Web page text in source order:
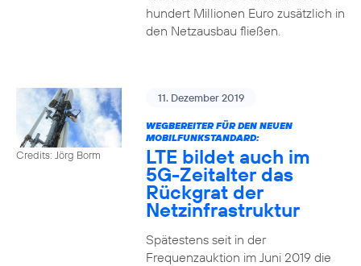
hundert Millionen Euro zusätzlich in
den Netzausbau fließen.
Credits: Jörg Borm
11. Dezember 2019
WEGBEREITER FÜR DEN NEUEN
MOBILFUNKSTANDARD:
LTE bildet auch im
5G-Zeitalter das
Rückgrat der
Netzinfrastruktur
Spätestens seit in der
Frequenzauktion im Juni 2019 die